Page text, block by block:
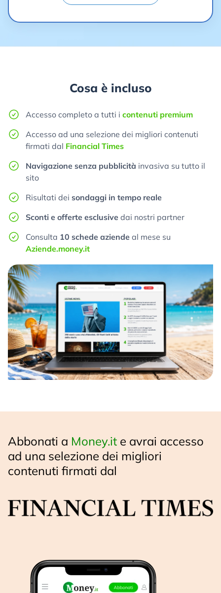
Cosa è incluso
Accesso completo a tutti i contenuti premium
Accesso ad una selezione dei migliori contenuti
firmati dal Financial Times
Navigazione senza pubblicità invasiva su tutto il
sito
Risultati dei sondaggi in tempo reale
Sconti e offerte esclusive dai nostri partner
Consulta 10 schede aziende al mese su
Aziende.money.it
Abbonati a Money.it e avrai accesso
ad una selezione dei migliori
contenuti firmati dal